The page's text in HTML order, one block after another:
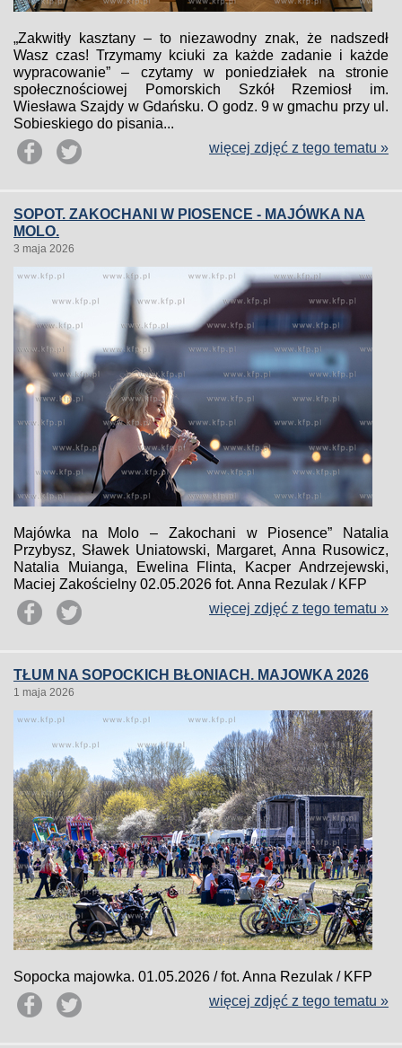
„Zakwitły kasztany – to niezawodny znak, że nadszedł
Wasz czas! Trzymamy kciuki za każde zadanie i każde
wypracowanie” – czytamy w poniedziałek na stronie
społecznościowej Pomorskich Szkół Rzemiosł im.
Wiesława Szajdy w Gdańsku. O godz. 9 w gmachu przy ul.
Sobieskiego do pisania...
więcej zdjęć z tego tematu »
SOPOT. ZAKOCHANI W PIOSENCE - MAJÓWKA NA
MOLO.
3 maja 2026
Majówka na Molo – Zakochani w Piosence” Natalia
Przybysz, Sławek Uniatowski, Margaret, Anna Rusowicz,
Natalia Muianga, Ewelina Flinta, Kacper Andrzejewski,
Maciej Zakościelny 02.05.2026 fot. Anna Rezulak / KFP
więcej zdjęć z tego tematu »
TŁUM NA SOPOCKICH BŁONIACH. MAJOWKA 2026
1 maja 2026
Sopocka majowka. 01.05.2026 / fot. Anna Rezulak / KFP
więcej zdjęć z tego tematu »